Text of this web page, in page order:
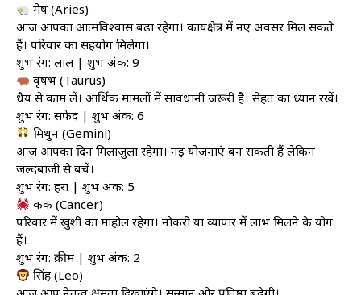
मेष (Aries)
आज आपका आत्मविश्वास बढ़ा रहेगा। कार्यक्षेत्र में नए अवसर मिल सकते
हैं। परिवार का सहयोग मिलेगा।
शुभ रंग: लाल | शुभ अंक: 9
वृषभ (Taurus)
धैर्य से काम लें। आर्थिक मामलों में सावधानी जरूरी है। सेहत का ध्यान रखें।
शुभ रंग: सफेद | शुभ अंक: 6
मिथुन (Gemini)
आज आपका दिन मिलाजुला रहेगा। नई योजनाएं बन सकती हैं लेकिन
जल्दबाजी से बचें।
शुभ रंग: हरा | शुभ अंक: 5
कर्क (Cancer)
परिवार में खुशी का माहौल रहेगा। नौकरी या व्यापार में लाभ मिलने के योग
हैं।
शुभ रंग: क्रीम | शुभ अंक: 2
सिंह (Leo)